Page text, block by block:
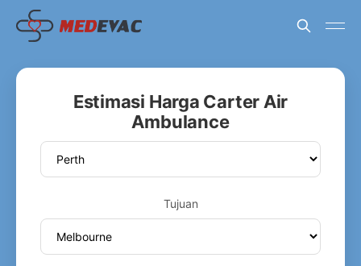
Estimasi Harga Carter Air
Ambulance
Tujuan